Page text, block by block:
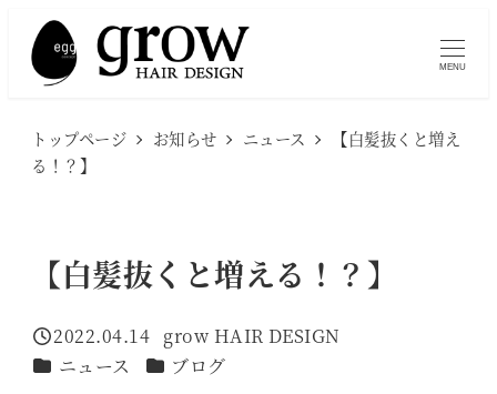
MENU
トップページ お知らせ ニュース
【白髪抜くと増え
る！？】
【白髪抜くと増える！？】
投稿日
2022.04.14
著
者
grow HAIR DESIGN
カテゴリー
ニュース カテゴリー
ブログ